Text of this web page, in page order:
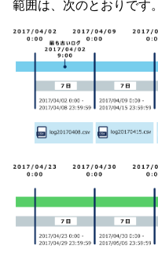
範囲は、次のとおりです。